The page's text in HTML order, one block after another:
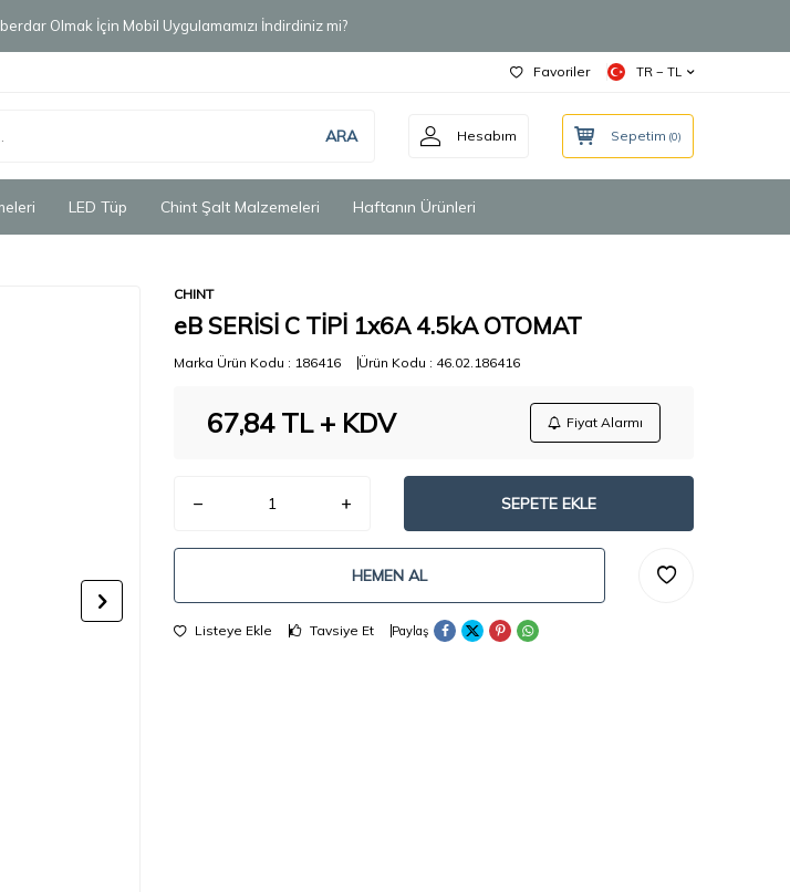
Olmak İçin Mobil Uygulamamızı İndirdiniz mi?
Favoriler TR − TL
ARA Hesabım Sepetim (0)
LED Tüp Chint Şalt Malzemeleri Haftanın Ürünleri
CHINT
eB SERİSİ C TİPİ 1x6A 4.5kA OTOMAT
Marka Ürün Kodu : 186416 Ürün Kodu : 46.02.186416
67,84TL + KDV Fiyat Alarmı
SEPETE EKLE
HEMEN AL
Listeye Ekle Tavsiye Et Paylaş